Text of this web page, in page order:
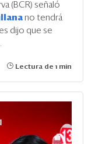
(BCR) señaló
no tendrá
dijo que se
Lectura de 1 min